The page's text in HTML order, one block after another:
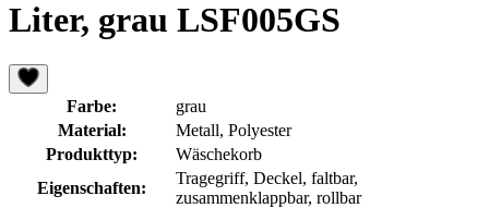
Liter, grau LSF005GS
Farbe:
grau
Material:
Metall, Polyester
Produkttyp:
Wäschekorb
Eigenschaften:
Tragegriff, Deckel, faltbar,
zusammenklappbar, rollbar